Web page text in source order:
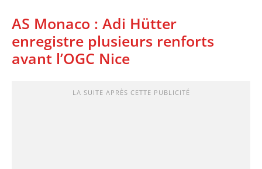
AS Monaco : Adi Hütter
enregistre plusieurs renforts
avant l’OGC Nice
LA SUITE APRÈS CETTE PUBLICITÉ